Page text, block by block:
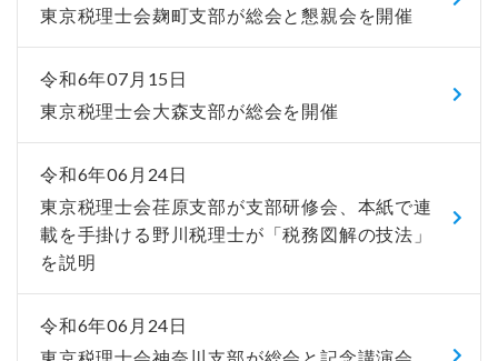
東京税理士会麹町支部が総会と懇親会を開催
令和6年07月15日
東京税理士会大森支部が総会を開催
令和6年06月24日
東京税理士会荏原支部が支部研修会、本紙で連
載を手掛ける野川税理士が「税務図解の技法」
を説明
令和6年06月24日